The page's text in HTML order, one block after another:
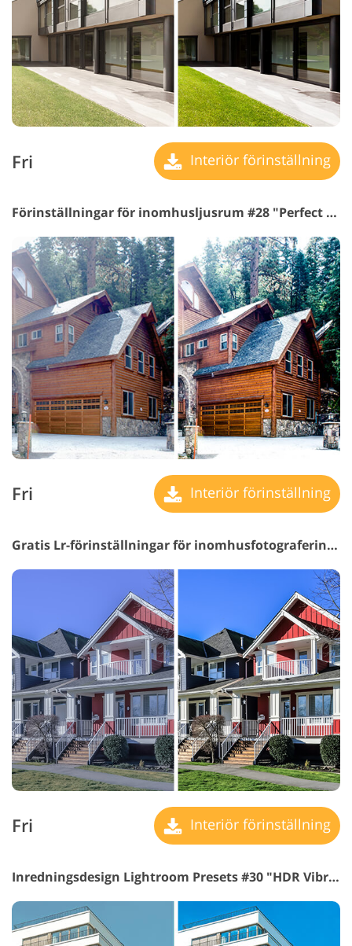
Fri Interiör förinställning
Förinställningar för inomhusljusrum #28 "Perfect Black"
Fri Interiör förinställning
Gratis Lr-förinställningar för inomhusfotografering #29 "Remove Noise"
Fri Interiör förinställning
Inredningsdesign Lightroom Presets #30 "HDR Vibrance"